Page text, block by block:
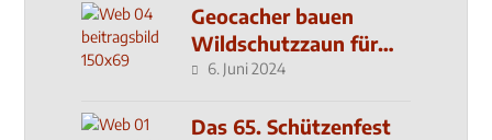
Geocacher bauen
Wildschutzzaun für
den MachMit! Wald
6. Juni 2024
Das 65. Schützenfest